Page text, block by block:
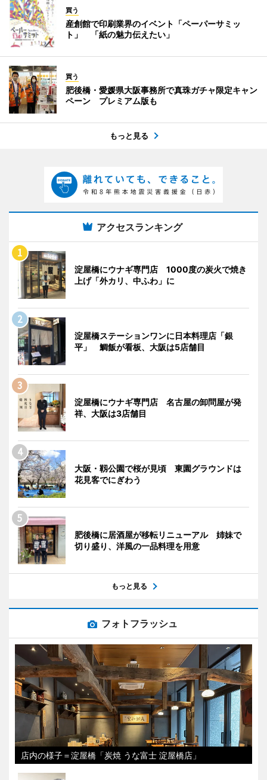
買う
産創館で印刷業界のイベント「ペーパーサミッ
ト」 「紙の魅力伝えたい」
買う
肥後橋・愛媛県大阪事務所で真珠ガチャ限定キャン
ペーン プレミアム版も
もっと見る
アクセスランキング
淀屋橋にウナギ専門店 1000度の炭火で焼き
上げ「外カリ、中ふわ」に
淀屋橋ステーションワンに日本料理店「銀
平」 鯛飯が看板、大阪は5店舗目
淀屋橋にウナギ専門店 名古屋の卸問屋が発
祥、大阪は3店舗目
大阪・靱公園で桜が見頃 東園グラウンドは
花見客でにぎわう
肥後橋に居酒屋が移転リニューアル 姉妹で
切り盛り、洋風の一品料理を用意
もっと見る
フォトフラッシュ
店内の様子＝淀屋橋「炭焼 うな富士 淀屋橋店」